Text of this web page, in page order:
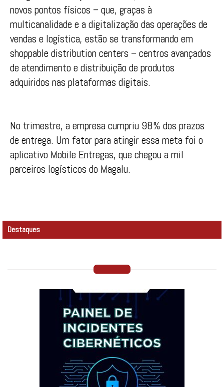
novos pontos físicos – que, graças à
multicanalidade e a digitalização das operações de
vendas e logística, estão se transformando em
shoppable distribution centers – centros avançados
de atendimento e distribuição de produtos
adquiridos nas plataformas digitais.
No trimestre, a empresa cumpriu 98% dos prazos
de entrega. Um fator para atingir essa meta foi o
aplicativo Mobile Entregas, que chegou a mil
parceiros logísticos do Magalu.
Destaques